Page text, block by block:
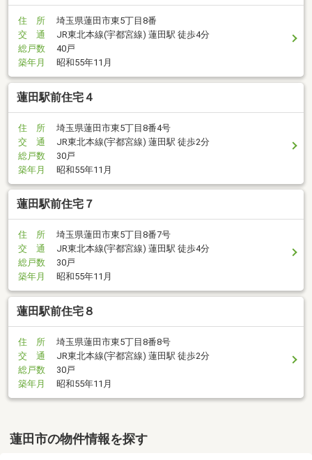
住 所
埼玉県蓮田市東5丁目8番
交 通
JR東北本線(宇都宮線) 蓮田駅 徒歩4分
総戸数
40戸
築年月
昭和55年11月
蓮田駅前住宅４
住 所
埼玉県蓮田市東5丁目8番4号
交 通
JR東北本線(宇都宮線) 蓮田駅 徒歩2分
総戸数
30戸
築年月
昭和55年11月
蓮田駅前住宅７
住 所
埼玉県蓮田市東5丁目8番7号
交 通
JR東北本線(宇都宮線) 蓮田駅 徒歩4分
総戸数
30戸
築年月
昭和55年11月
蓮田駅前住宅８
住 所
埼玉県蓮田市東5丁目8番8号
交 通
JR東北本線(宇都宮線) 蓮田駅 徒歩2分
総戸数
30戸
築年月
昭和55年11月
蓮田市の物件情報を探す